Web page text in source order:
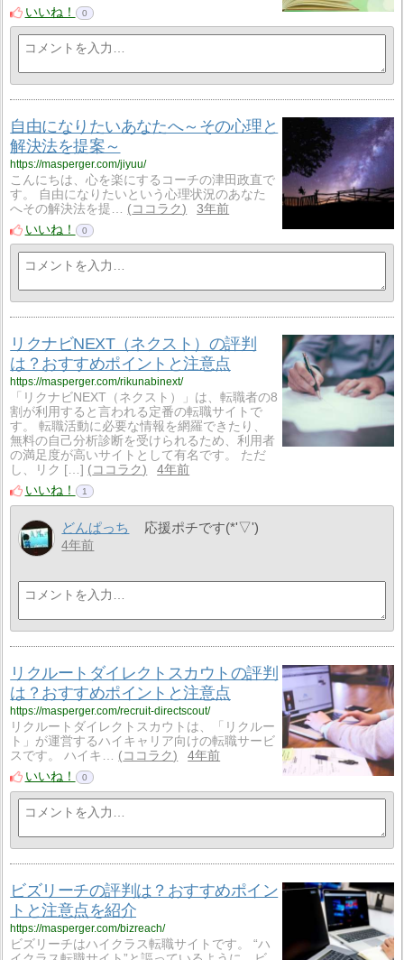
いいね！
0
自由になりたいあなたへ～その心理と
解決法を提案～
https://masperger.com/jiyuu/
こんにちは、心を楽にするコーチの津田政直で
す。 自由になりたいという心理状況のあなた
へその解決法を提…
ココラク
3年前
いいね！
0
リクナビNEXT（ネクスト）の評判
は？おすすめポイントと注意点
https://masperger.com/rikunabinext/
「リクナビNEXT（ネクスト）」は、転職者の8
割が利用すると言われる定番の転職サイトで
す。 転職活動に必要な情報を網羅できたり、
無料の自己分析診断を受けられるため、利用者
の満足度が高いサイトとして有名です。 ただ
し、リク […]
ココラク
4年前
いいね！
1
どんぱっち 応援ポチです(*'▽')
4年前
リクルートダイレクトスカウトの評判
は？おすすめポイントと注意点
https://masperger.com/recruit-directscout/
リクルートダイレクトスカウトは、「リクルー
ト」が運営するハイキャリア向けの転職サービ
スです。 ハイキ…
ココラク
4年前
いいね！
0
ビズリーチの評判は？おすすめポイン
トと注意点を紹介
https://masperger.com/bizreach/
ビズリーチはハイクラス転職サイトです。 “ハ